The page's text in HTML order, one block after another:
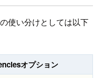
使い分けとしては以下
オプション